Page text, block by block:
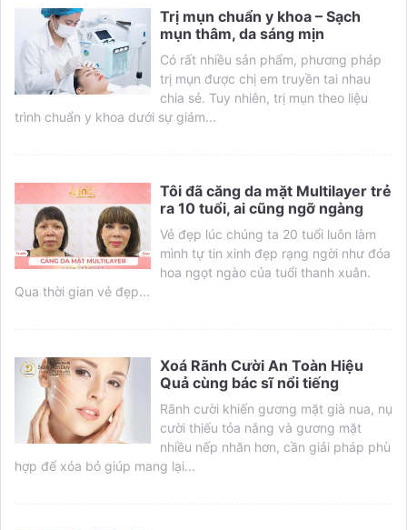
Trị mụn chuẩn y khoa – Sạch
mụn thâm, da sáng mịn
Có rất nhiều sản phẩm, phương pháp
trị mụn được chị em truyền tai nhau
chia sẻ. Tuy nhiên, trị mụn theo liệu
trình chuẩn y khoa dưới sự giám...
Tôi đã căng da mặt Multilayer trẻ
ra 10 tuổi, ai cũng ngỡ ngàng
Vẻ đẹp lúc chúng ta 20 tuổi luôn làm
mình tự tin xinh đẹp rạng ngời như đóa
hoa ngọt ngào của tuổi thanh xuân.
Qua thời gian vẻ đẹp...
Xoá Rãnh Cười An Toàn Hiệu
Quả cùng bác sĩ nổi tiếng
Rãnh cười khiến gương mặt già nua, nụ
cười thiếu tỏa nắng và gương mặt
nhiều nếp nhăn hơn, cần giải pháp phù
hợp để xóa bỏ giúp mang lại...